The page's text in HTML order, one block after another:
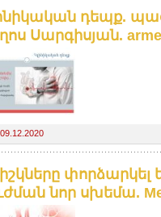
դեպք.
Սարգիսյան.
09.12.2020
նոր սխեմա.